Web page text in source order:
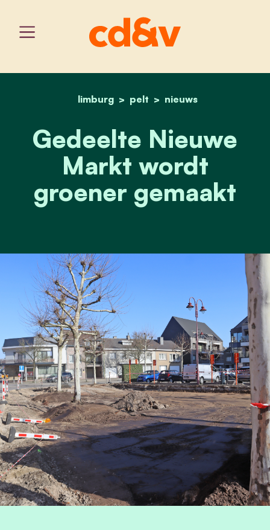
home
limburg pelt nieuws
gedeelte nieuwe markt
Gedeelte Nieuwe
Markt wordt
groener gemaakt